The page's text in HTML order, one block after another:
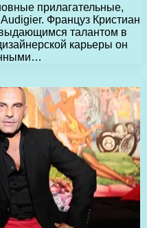
прилагательные,
Француз Кристиан
талантом в
карьеры он